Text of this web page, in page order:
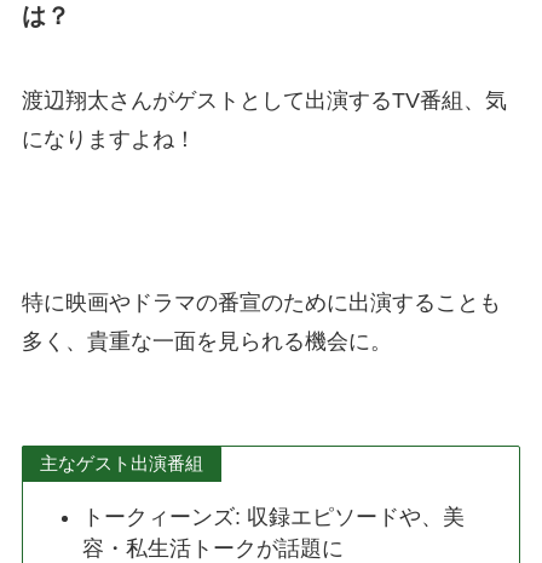
は？
渡辺翔太さんがゲストとして出演するTV番組、気
になりますよね！
特に映画やドラマの番宣のために出演することも
多く、貴重な一面を見られる機会に。
主なゲスト出演番組
トークィーンズ: 収録エピソードや、美
容・私生活トークが話題に